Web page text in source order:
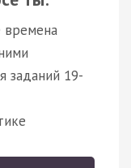
времена
заданий 19-